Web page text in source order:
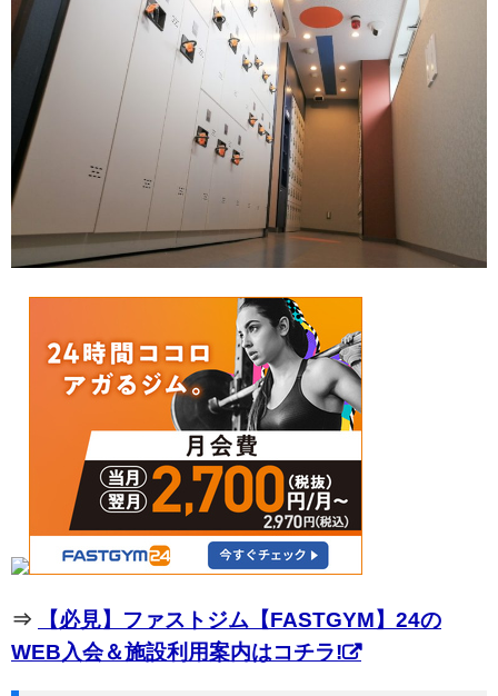
⇒
【必見】ファストジム【FASTGYM】24の
WEB入会＆施設利用案内はコチラ!